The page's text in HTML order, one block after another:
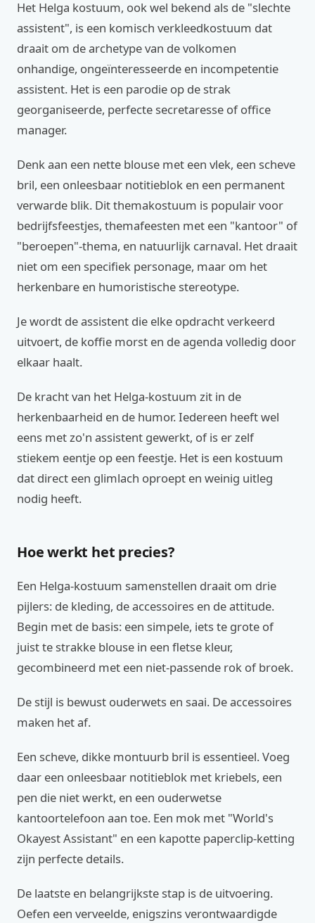
Het Helga kostuum, ook wel bekend als de "slechte
assistent", is een komisch verkleedkostuum dat
draait om de archetype van de volkomen
onhandige, ongeïnteresseerde en incompetentie
assistent. Het is een parodie op de strak
georganiseerde, perfecte secretaresse of office
manager.
Denk aan een nette blouse met een vlek, een scheve
bril, een onleesbaar notitieblok en een permanent
verwarde blik. Dit themakostuum is populair voor
bedrijfsfeestjes, themafeesten met een "kantoor" of
"beroepen"-thema, en natuurlijk carnaval. Het draait
niet om een specifiek personage, maar om het
herkenbare en humoristische stereotype.
Je wordt de assistent die elke opdracht verkeerd
uitvoert, de koffie morst en de agenda volledig door
elkaar haalt.
De kracht van het Helga-kostuum zit in de
herkenbaarheid en de humor. Iedereen heeft wel
eens met zo'n assistent gewerkt, of is er zelf
stiekem eentje op een feestje. Het is een kostuum
dat direct een glimlach oproept en weinig uitleg
nodig heeft.
Hoe werkt het precies?
Een Helga-kostuum samenstellen draait om drie
pijlers: de kleding, de accessoires en de attitude.
Begin met de basis: een simpele, iets te grote of
juist te strakke blouse in een fletse kleur,
gecombineerd met een niet-passende rok of broek.
De stijl is bewust ouderwets en saai. De accessoires
maken het af.
Een scheve, dikke montuurb bril is essentieel. Voeg
daar een onleesbaar notitieblok met kriebels, een
pen die niet werkt, en een ouderwetse
kantoortelefoon aan toe. Een mok met "World's
Okayest Assistant" en een kapotte paperclip-ketting
zijn perfecte details.
De laatste en belangrijkste stap is de uitvoering.
Oefen een verveelde, enigszins verontwaardigde